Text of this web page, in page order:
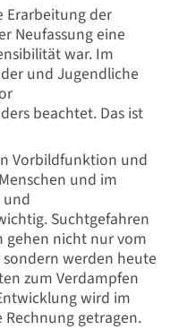
Erarbeitung der
Neufassung eine
war. Im
und Jugendliche
beachtet. Das ist
Vorbildfunktion und
und im
und
Suchtgefahren
gehen nicht nur vom
sondern werden heute
zum Verdampfen
wird im
getragen.